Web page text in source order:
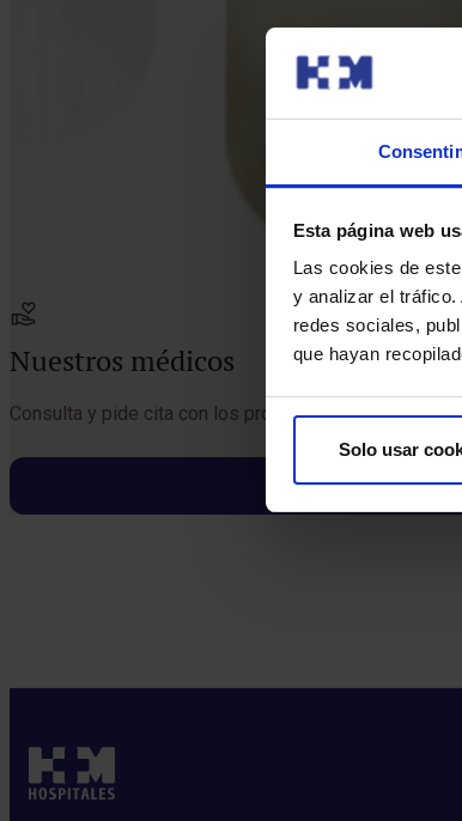
Esta página web
Las cookies de
y analizar el
redes sociales,
que hayan
Solo usar
Nuestros médicos
Consulta y pide cita con los profesionales de esta
Pedir cita